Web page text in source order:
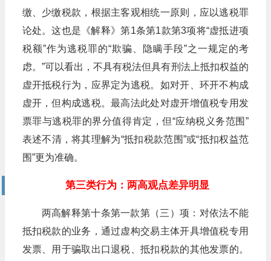
缴、少缴税款，根据主客观相统一原则，应以逃税罪
论处。这也是《解释》第1条第1款第3项将“虚抵进项
税额”作为逃税罪的“欺骗、隐瞒手段”之一规定的考
虑。”可以看出，不具有税法但具有刑法上抵扣权益的
虚开抵税行为，应界定为逃税。如对开、环开不构成
虚开，但构成逃税。最高法此处对虚开增值税专用发
票罪与逃税罪的界分值得肯定，但“应纳税义务范围”
表述不清，将其理解为“抵扣税款范围”或“抵扣权益范
围”更为准确。
第三类行为：两高观点差异明显
两高解释第十条第一款第（三）项：对依法不能
抵扣税款的业务，通过虚构交易主体开具增值税专用
发票、用于骗取出口退税、抵扣税款的其他发票的。